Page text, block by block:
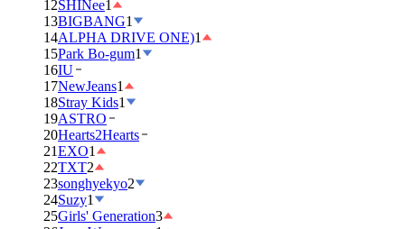
12SHINee1
13BIGBANG1
14ALPHA DRIVE ONE)1
15Park Bo-gum1
16IU
17NewJeans1
18Stray Kids1
19ASTRO
20Hearts2Hearts
21EXO1
22TXT2
23songhyekyo2
24Suzy1
25Girls' Generation3